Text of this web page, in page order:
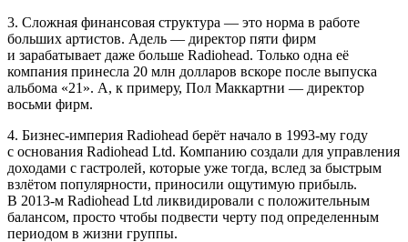
3. Сложная финансовая структура — это норма в работе
больших артистов. Aдель — директор пяти фирм
и зарабатывает даже больше Radiohead. Только одна её
компания принесла 20 млн долларов вскоре после выпуска
альбома «21». А, к примеру, Пол Маккартни — директор
восьми фирм.
4. Бизнес‑империя Radiohead берёт начало в 1993-му году
с основания Radiohead Ltd. Компанию создали для управления
доходами с гастролей, которые уже тогда, вслед за быстрым
взлётом популярности, приносили ощутимую прибыль.
В 2013-м Radiohead Ltd ликвидировали с положительным
балансом, просто чтобы подвести черту под определенным
периодом в жизни группы.